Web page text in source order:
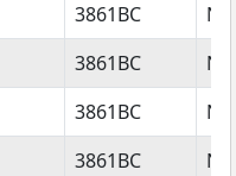
3861BC
3861BC
3861BC
3861BC